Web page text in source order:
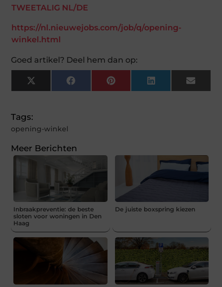
https://nl.nieuwejobs.com/job/q/opening-
winkel.html
Goed artikel? Deel hem dan op:
X
(Twitter)
FacebookPinterestLinkedInEmail
Tags:
opening-winkel
Meer Berichten
Inbraakpreventie: de beste
sloten voor woningen in Den
Haag
De juiste boxspring kiezen